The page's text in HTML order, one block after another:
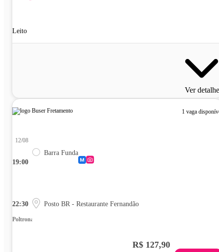
Leito
Ver
1 vaga
19:00
12/08
Barra Funda
22:30 Posto BR - Restaurante Fernandão
Poltrona
R$ 127,90